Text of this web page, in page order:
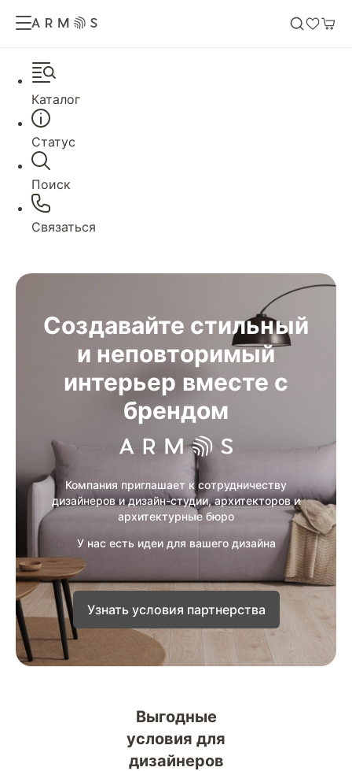
Каталог
Статус
Поиск
Связаться
Создавайте стильный
и неповторимый
интерьер вместе с
брендом
Компания приглашает к сотрудничеству
дизайнеров и дизайн-студии, архитекторов и
архитектурные бюро
У нас есть идеи для вашего дизайна
Узнать условия партнерства
Выгодные
условия для
дизайнеров